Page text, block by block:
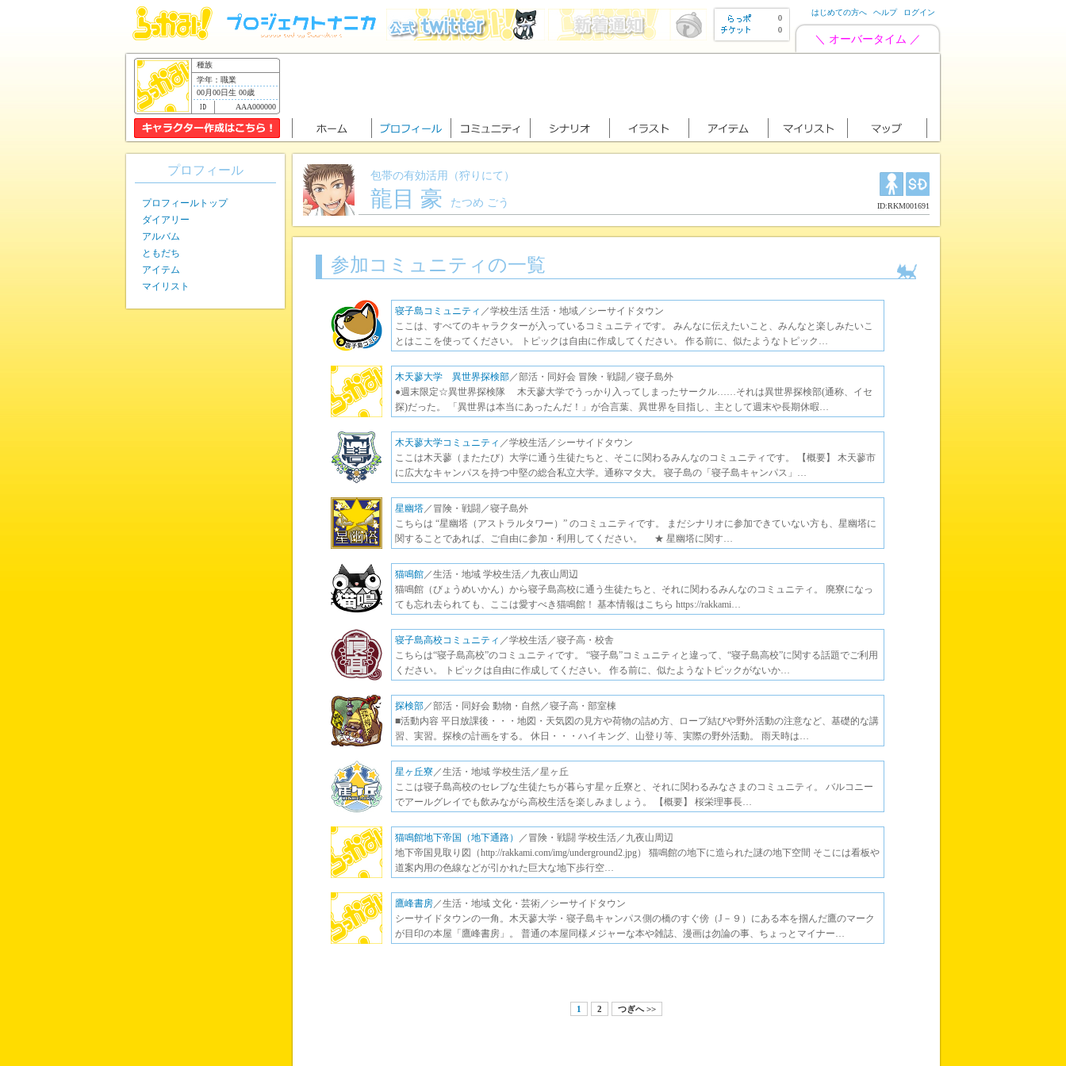
0
0
はじめての方へ ヘルプ ログイン
＼ オーバータイム ／
種族
学年：職業
00月00日生 00歳
AAA000000
包帯の有効活用（狩りにて）
龍目 豪 たつめ ごう ID:RKM001691
参加コミュニティの一覧
寝子島コミュニティ ／学校生活 生活・地域／シーサイドタウン
ここは、すべてのキャラクターが入っているコミュニティです。 みんなに伝えたいこと、みんなと楽しみたいこ
とはここを使ってください。 トピックは自由に作成してください。 作る前に、似たようなトピック…
木天蓼大学 異世界探検部／部活・同好会 冒険・戦闘／寝子島外
●週末限定☆異世界探検隊 木天蓼大学でうっかり入ってしまったサークル……それは異世界探検部(通称、イセ
探)だった。 「異世界は本当にあったんだ！」が合言葉、異世界を目指し、主として週末や長期休暇…
木天蓼大学コミュニティ ／学校生活／シーサイドタウン
ここは木天蓼（またたび）大学に通う生徒たちと、そこに関わるみんなのコミュニティです。 【概要】 木天蓼市
に広大なキャンパスを持つ中堅の総合私立大学。通称マタ大。 寝子島の「寝子島キャンパス」…
星幽塔／冒険・戦闘／寝子島外
こちらは “星幽塔（アストラルタワー）” のコミュニティです。 まだシナリオに参加できていない方も、星幽塔に
関することであれば、ご自由に参加・利用してください。 ★ 星幽塔に関す…
猫鳴館／生活・地域 学校生活／九夜山周辺
猫鳴館（びょうめいかん）から寝子島高校に通う生徒たちと、それに関わるみんなのコミュニティ。 廃寮になっ
ても忘れ去られても、ここは愛すべき猫鳴館！ 基本情報はこちら https://rakkami…
寝子島高校コミュニティ ／学校生活／寝子高・校舎
こちらは“寝子島高校”のコミュニティです。 “寝子島”コミュニティと違って、“寝子島高校”に関する話題でご利用
ください。 トピックは自由に作成してください。 作る前に、似たようなトピックがないか…
探検部／部活・同好会 動物・自然／寝子高・部室棟
■活動内容 平日放課後・・・地図・天気図の見方や荷物の詰め方、ロープ結びや野外活動の注意など、基礎的な講
習、実習。探検の計画をする。 休日・・・ハイキング、山登り等、実際の野外活動。 雨天時は…
星ヶ丘寮／生活・地域 学校生活／星ヶ丘
ここは寝子島高校のセレブな生徒たちが暮らす星ヶ丘寮と、それに関わるみなさまのコミュニティ。 バルコニー
でアールグレイでも飲みながら高校生活を楽しみましょう。 【概要】 桜栄理事長…
猫鳴館地下帝国（地下通路）
／冒険・戦闘 学校生活／九夜山周辺
地下帝国見取り図（http://rakkami.com/img/underground2.jpg） 猫鳴館の地下に造られた謎の地下空間 そこには看板や
道案内用の色線などが引かれた巨大な地下歩行空…
鷹峰書房／生活・地域 文化・芸術／シーサイドタウン
シーサイドタウンの一角。木天蓼大学・寝子島キャンパス側の橋のすぐ傍（J－９）にある本を掴んだ鷹のマーク
が目印の本屋「鷹峰書房」。 普通の本屋同様メジャーな本や雑誌、漫画は勿論の事、ちょっとマイナー…
1 2 つぎへ >>
プロフィール
プロフィールトップ
ダイアリー
アルバム
ともだち
アイテム
マイリスト